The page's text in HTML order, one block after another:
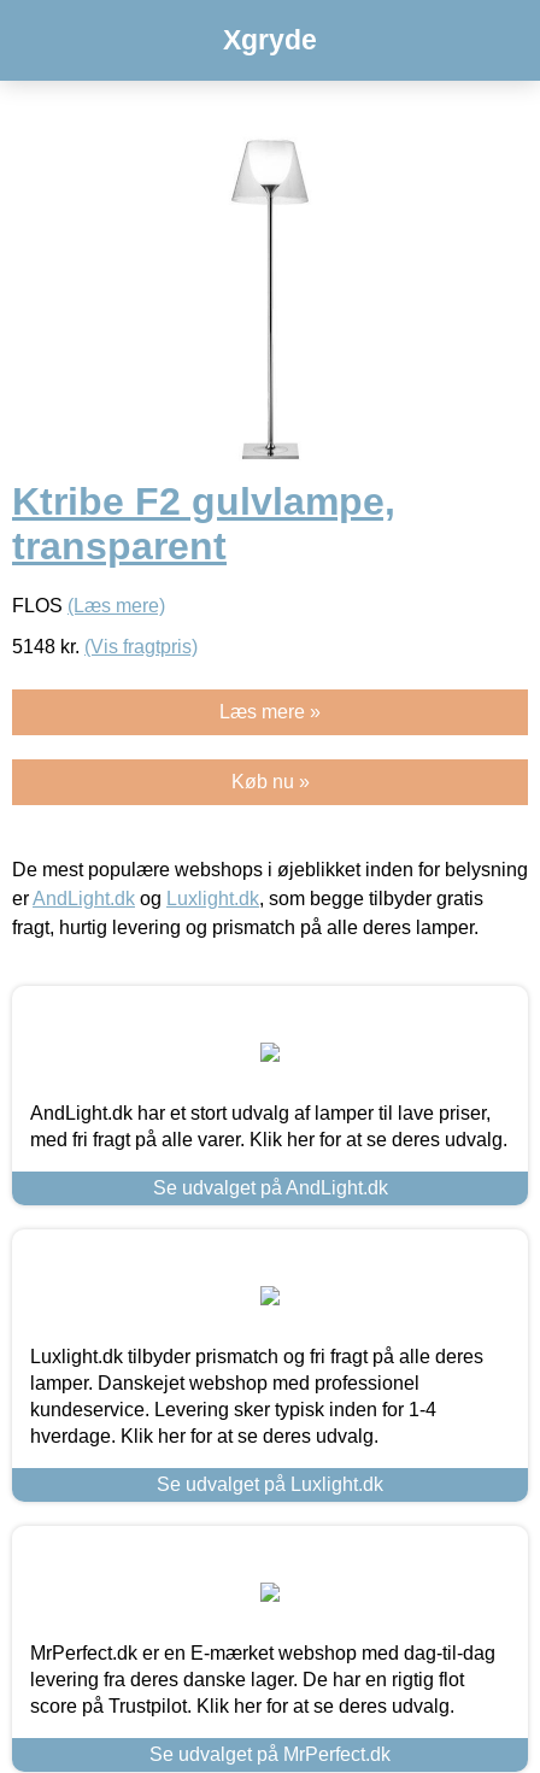
Xgryde
Ktribe F2 gulvlampe,
transparent
FLOS (Læs mere)
5148 kr. (Vis fragtpris)
Læs mere »
Køb nu »
De mest populære webshops i øjeblikket inden for belysning
erAndLight.dk og Luxlight.dk, som begge tilbyder gratis
fragt, hurtig levering og prismatch på alle deres lamper.
AndLight.dk har et stort udvalg af lamper til lave priser,
med fri fragt på alle varer. Klik her for at se deres udvalg.
Se udvalget på AndLight.dk
Luxlight.dk tilbyder prismatch og fri fragt på alle deres
lamper. Danskejet webshop med professionel
kundeservice. Levering sker typisk inden for 1-4
hverdage. Klik her for at se deres udvalg.
Se udvalget på Luxlight.dk
MrPerfect.dk er en E-mærket webshop med dag-til-dag
levering fra deres danske lager. De har en rigtig flot
score på Trustpilot. Klik her for at se deres udvalg.
Se udvalget på MrPerfect.dk